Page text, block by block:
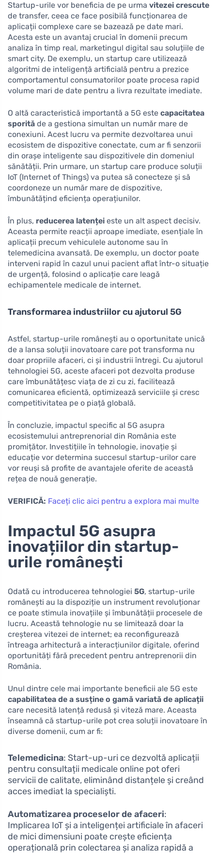
Startup-urile vor beneficia de pe urma vitezei crescute
de transfer, ceea ce face posibilă funcționarea de
aplicații complexe care se bazează pe date mari.
Acesta este un avantaj crucial în domenii precum
analiza în timp real, marketingul digital sau soluțiile de
smart city. De exemplu, un startup care utilizează
algoritmi de inteligență artificială pentru a prezice
comportamentul consumatorilor poate procesa rapid
volume mari de date pentru a livra rezultate imediate.
O altă caracteristică importantă a 5G este capacitatea
sporită de a gestiona simultan un număr mare de
conexiuni. Acest lucru va permite dezvoltarea unui
ecosistem de dispozitive conectate, cum ar fi senzorii
din orașe inteligente sau dispozitivele din domeniul
sănătății. Prin urmare, un startup care produce soluții
IoT (Internet of Things) va putea să conecteze și să
coordoneze un număr mare de dispozitive,
îmbunătățind eficiența operațiunilor.
În plus, reducerea latenței este un alt aspect decisiv.
Aceasta permite reacții aproape imediate, esențiale în
aplicații precum vehiculele autonome sau în
telemedicina avansată. De exemplu, un doctor poate
interveni rapid în cazul unui pacient aflat într-o situație
de urgență, folosind o aplicație care leagă
echipamentele medicale de internet.
Transformarea industriilor cu ajutorul 5G
Astfel, startup-urile românești au o oportunitate unică
de a lansa soluții inovatoare care pot transforma nu
doar propriile afaceri, ci și industrii întregi. Cu ajutorul
tehnologiei 5G, aceste afaceri pot dezvolta produse
care îmbunătățesc viața de zi cu zi, facilitează
comunicarea eficientă, optimizează serviciile și cresc
competitivitatea pe o piață globală.
În concluzie, impactul specific al 5G asupra
ecosistemului antreprenorial din România este
promițător. Investițiile în tehnologie, inovație și
educație vor determina succesul startup-urilor care
vor reuși să profite de avantajele oferite de această
rețea de nouă generație.
VERIFICĂ: Faceți clic aici pentru a explora mai multe
Impactul 5G asupra
inovațiilor din startup-
urile românești
Odată cu introducerea tehnologiei 5G, startup-urile
românești au la dispoziție un instrument revoluționar
ce poate stimula inovațiile și îmbunătății procesele de
lucru. Această tehnologie nu se limitează doar la
creșterea vitezei de internet; ea reconfigurează
întreaga arhitectură a interacțiunilor digitale, oferind
oportunități fără precedent pentru antreprenorii din
România.
Unul dintre cele mai importante beneficii ale 5G este
capabilitatea de a susține o gamă variată de aplicații
care necesită latență redusă și viteză mare. Aceasta
înseamnă că startup-urile pot crea soluții inovatoare în
diverse domenii, cum ar fi:
Telemedicina: Start-up-uri ce dezvoltă aplicații
pentru consultații medicale online pot oferi
servicii de calitate, eliminând distanțele și creând
acces imediat la specialiști.
Automatizarea proceselor de afaceri:
Implicarea IoT și a inteligenței artificiale în afaceri
de mici dimensiuni poate crește eficiența
operațională prin colectarea și analiza rapidă a